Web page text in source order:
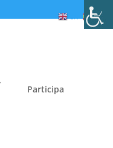
Participa
ES